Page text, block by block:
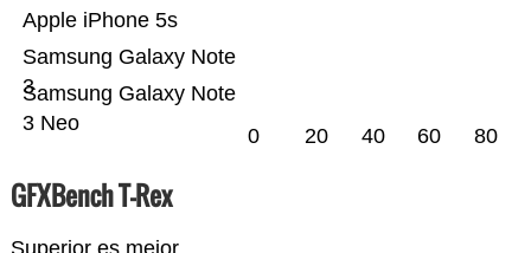
Samsung Galaxy Note
3 Neo
Samsung Galaxy Note
3
Apple iPhone 5s
0 20 40 60 80
GFXBench T-Rex